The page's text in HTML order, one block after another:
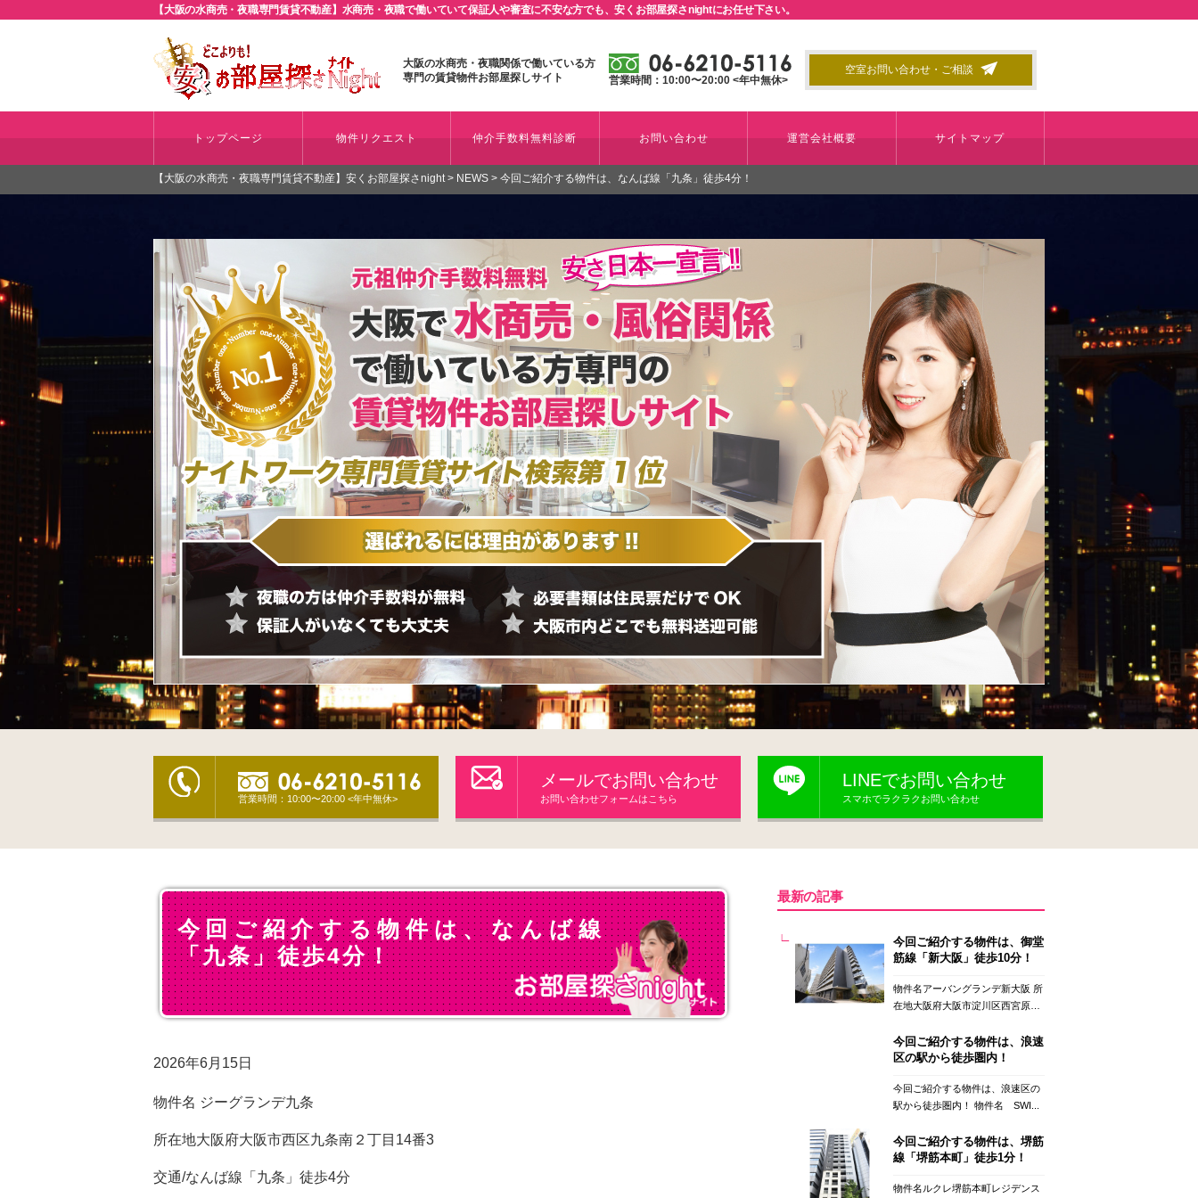
【大阪の水商売・夜職専門賃貸不動産】水商売・夜職で働いていて保証人や審査に不安な方でも、安くお部屋探さnightにお任せ下さい。
大阪の水商売・夜職関係で働いている方
専門の賃貸物件お部屋探しサイト
営業時間：10:00〜20:00 <年中無休>
空室お問い合わせ・ご相談
トップページ 物件リクエスト 仲介手数料無料診断 お問い合わせ 運営会社概要 サイトマップ
【大阪の水商売・夜職専門賃貸不動産】安くお部屋探さnight> NEWS > 今回ご紹介する物件は、なんば線「九条」徒歩4分！
営業時間：10:00〜20:00 <年中無休>
メールでお問い合わせ
お問い合わせフォームはこちら
LINEでお問い合わせ
スマホでラクラクお問い合わせ
今回ご紹介する物件は、なんば線
「九条」徒歩4分！
2026年6月15日
物件名 ジーグランデ九条
所在地大阪府大阪市西区九条南２丁目14番3
交通/なんば線「九条」徒歩4分
最新の記事
今回ご紹介する物件は、御堂
筋線「新大阪」徒歩10分！
物件名アーバングランデ新大阪 所
在地大阪府大阪市淀川区西宮原
今回ご紹介する物件は、浪速
区の駅から徒歩圏内！
今回ご紹介する物件は、浪速区の
駅から徒歩圏内！ 物件名 SWI...
今回ご紹介する物件は、堺筋
線「堺筋本町」徒歩1分！
物件名ルクレ堺筋本町レジデンス